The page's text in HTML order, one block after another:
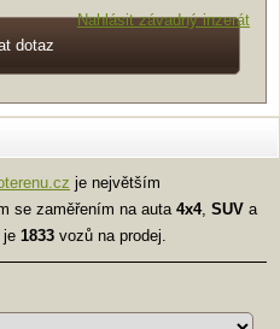
Nahlásit závadný inzerát
je největším
se zaměřením na auta 4x4, SUV a
je 1833 vozů na prodej.